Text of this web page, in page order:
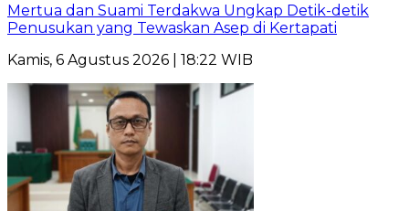
Mertua dan Suami Terdakwa Ungkap Detik-detik
Penusukan yang Tewaskan Asep di Kertapati
Kamis, 6 Agustus 2026 | 18:22 WIB